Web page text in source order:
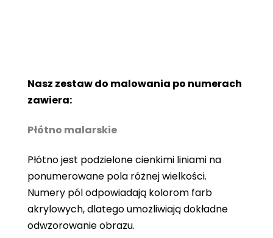
Nasz zestaw do malowania po numerach
zawiera:
Płótno malarskie
Płótno jest podzielone cienkimi liniami na
ponumerowane pola różnej wielkości.
Numery pól odpowiadają kolorom farb
akrylowych, dlatego umożliwiają dokładne
odwzorowanie obrazu.